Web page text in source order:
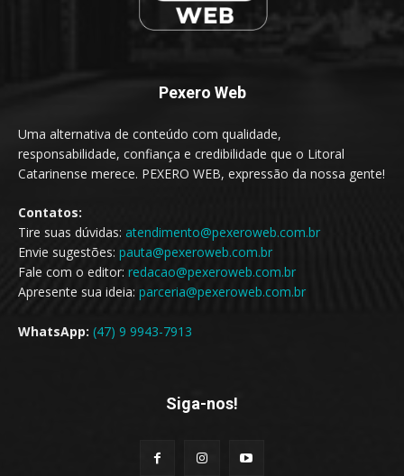
Pexero Web
Uma alternativa de conteúdo com qualidade,
responsabilidade, confiança e credibilidade que o Litoral
Catarinense merece. PEXERO WEB, expressão da nossa gente!
Contatos:
Tire suas dúvidas: atendimento@pexeroweb.com.br
Envie sugestões: pauta@pexeroweb.com.br
Fale com o editor: redacao@pexeroweb.com.br
Apresente sua ideia: parceria@pexeroweb.com.br
WhatsApp: (47) 9 9943-7913
Siga-nos!